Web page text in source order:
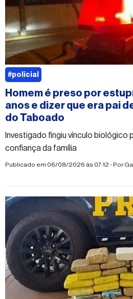
Homem é preso por
anos e dizer que era pai
do Taboado
Investigado fingiu vínculo biológico
confiança da família
Publicado em 06/08/2026 às 07:12 - Por
#policial